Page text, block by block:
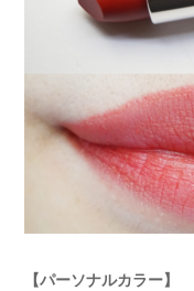
【パーソナルカラー】